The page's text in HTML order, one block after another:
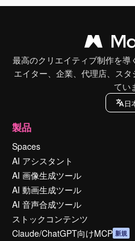
最高のクリエイティブ制作を導
エイター、企業、代理店、ス
てい
日
製品
Spaces
AI アシスタント
AI 画像生成ツール
AI 動画生成ツール
AI 音声合成ツール
ストックコンテンツ
Claude/ChatGPT向けMCP 新規